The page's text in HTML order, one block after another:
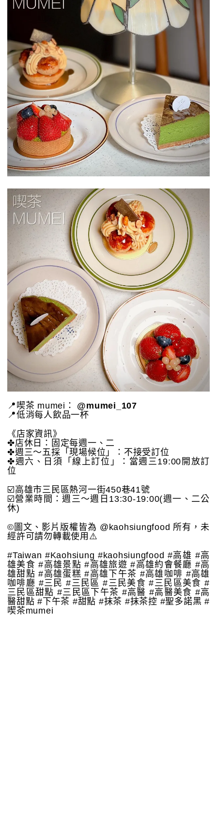
📍喫茶 mumei： @mumei_107
📍低消每人飲品一杯
《店家資訊》
✤店休日：固定每週一、二
✤週三～五採「現場候位」：不接受訂位
✤週六、日須「線上訂位」：當週三19:00開放訂
位
☑️高雄市三民區熱河一街450巷41號
☑️營業時間：週三～週日13:30-19:00(週一、二公
休)
©️圖文、影片版權皆為 @kaohsiungfood 所有，未
經許可請勿轉載使用⚠️
#Taiwan #Kaohsiung #kaohsiungfood #高雄 #高
雄美食 #高雄景點 #高雄旅遊 #高雄約會餐廳 #高
雄甜點 #高雄蛋糕 #高雄下午茶 #高雄咖啡 #高雄
咖啡廳 #三民 #三民區 #三民美食 #三民區美食 #
三民區甜點 #三民區下午茶 #高醫 #高醫美食 #高
醫甜點 #下午茶 #甜點 #抹茶 #抹茶控 #聖多諾黑 #
喫茶mumei